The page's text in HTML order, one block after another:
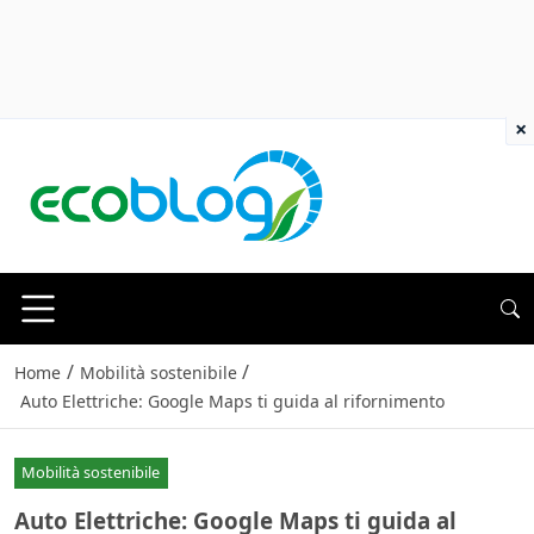
Home / Mobilità sostenibile /
Auto Elettriche: Google Maps ti guida al rifornimento
Mobilità sostenibile
Auto Elettriche: Google Maps ti guida al
×